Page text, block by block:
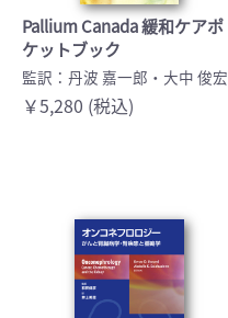
Pallium Canada 緩和ケアポ
ケットブック
監訳：丹波 嘉一郎・大中 俊宏
￥5,280 (税込)